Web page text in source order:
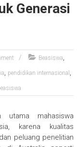
Generasi
Beasiswa,
, pendidikan internasional ,
mahasiswa
karena kualitas
peluang penelitian